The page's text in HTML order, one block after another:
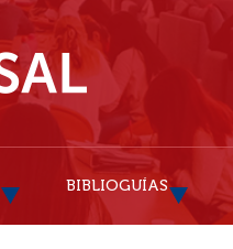
BIBLIOGUÍAS